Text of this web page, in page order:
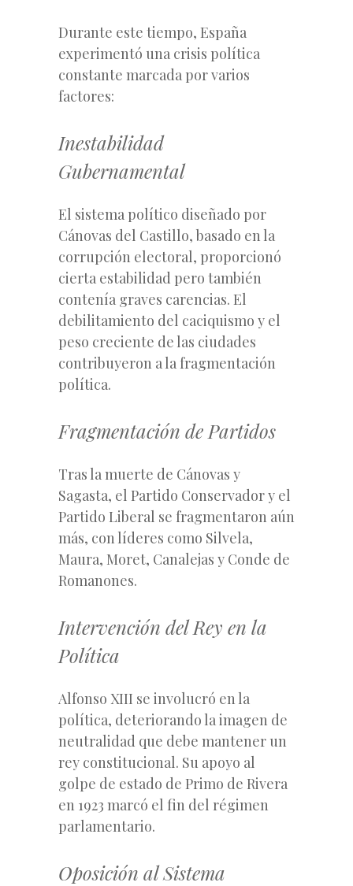
Durante este tiempo, España
experimentó una crisis política
constante marcada por varios
factores:
Inestabilidad
Gubernamental
El sistema político diseñado por
Cánovas del Castillo, basado en la
corrupción electoral, proporcionó
cierta estabilidad pero también
contenía graves carencias. El
debilitamiento del caciquismo y el
peso creciente de las ciudades
contribuyeron a la fragmentación
política.
Fragmentación de Partidos
Tras la muerte de Cánovas y
Sagasta, el Partido Conservador y el
Partido Liberal se fragmentaron aún
más, con líderes como Silvela,
Maura, Moret, Canalejas y Conde de
Romanones.
Intervención del Rey en la
Política
Alfonso XIII se involucró en la
política, deteriorando la imagen de
neutralidad que debe mantener un
rey constitucional. Su apoyo al
golpe de estado de Primo de Rivera
en 1923 marcó el fin del régimen
parlamentario.
Oposición al Sistema